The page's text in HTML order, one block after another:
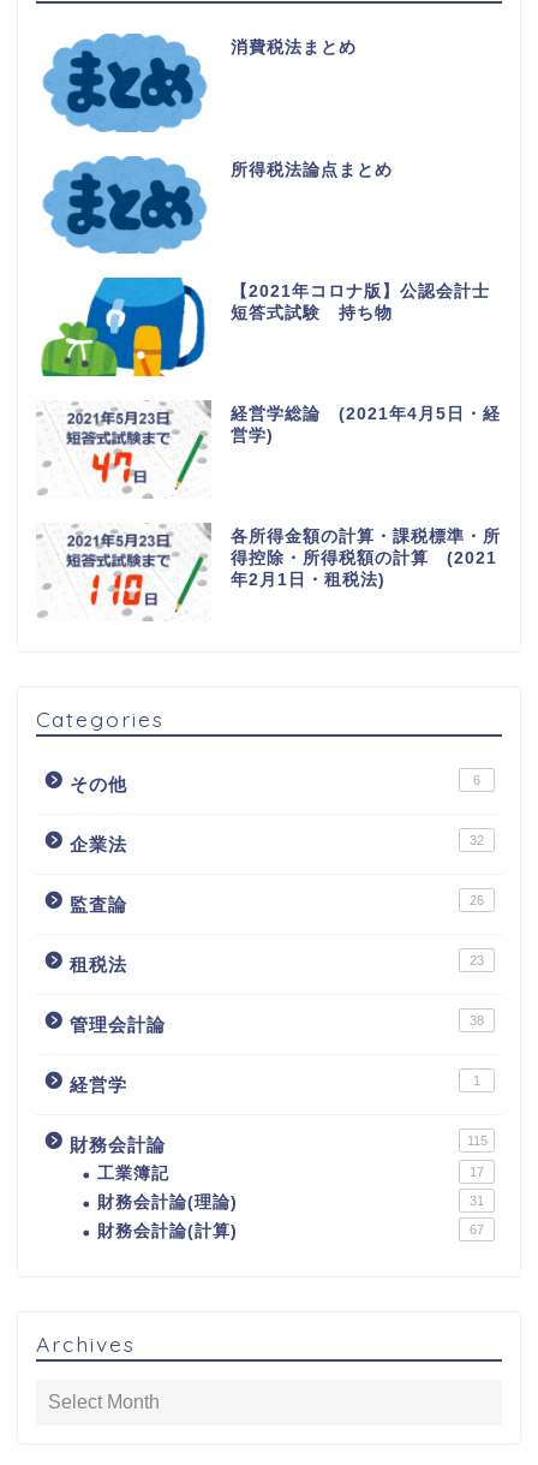
消費税法まとめ
所得税法論点まとめ
【2021年コロナ版】公認会計士
短答式試験 持ち物
経営学総論 (2021年4月5日・経
営学)
各所得金額の計算・課税標準・所
得控除・所得税額の計算 (2021
年2月1日・租税法)
Categories
その他 6
企業法 32
監査論 26
租税法 23
管理会計論 38
経営学 1
財務会計論 115
工業簿記 17
財務会計論(理論) 31
財務会計論(計算) 67
Archives